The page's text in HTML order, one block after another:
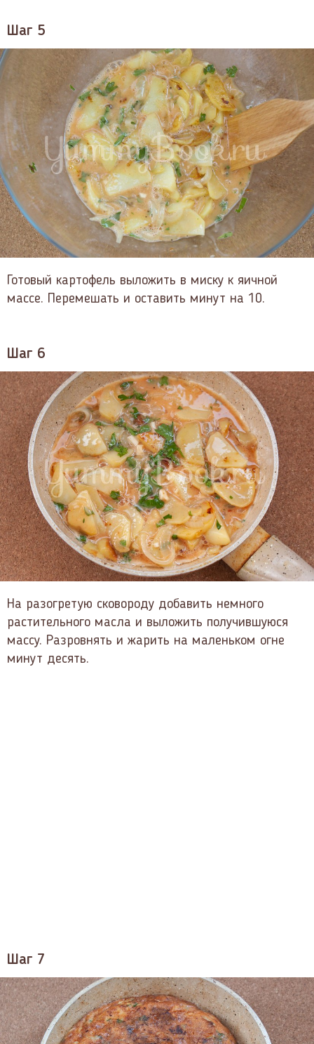
Шаг 5
Готовый картофель выложить в миску к яичной
массе. Перемешать и оставить минут на 10.
Шаг 6
На разогретую сковороду добавить немного
растительного масла и выложить получившуюся
массу. Разровнять и жарить на маленьком огне
минут десять.
Шаг 7